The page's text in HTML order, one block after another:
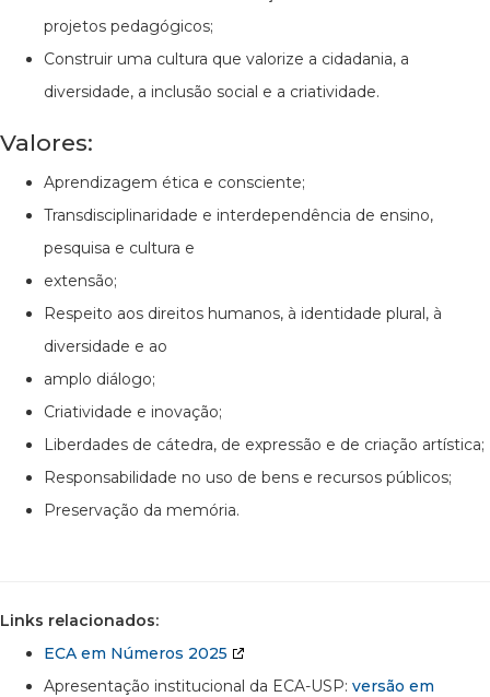
projetos pedagógicos;
Construir uma cultura que valorize a cidadania, a
diversidade, a inclusão social e a criatividade.
Valores:
Aprendizagem ética e consciente;
Transdisciplinaridade e interdependência de ensino,
pesquisa e cultura e
extensão;
Respeito aos direitos humanos, à identidade plural, à
diversidade e ao
amplo diálogo;
Criatividade e inovação;
Liberdades de cátedra, de expressão e de criação artística;
Responsabilidade no uso de bens e recursos públicos;
Preservação da memória.
Links relacionados:
ECA em Números 2025
Apresentação institucional da ECA-USP: versão em